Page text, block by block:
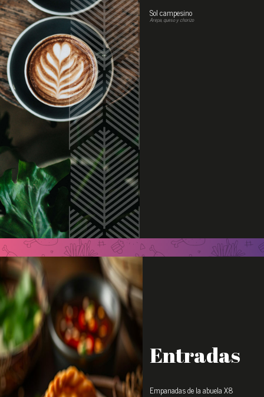
Sol campesino
Arepa, queso y chorizo
Entradas
Empanadas de la abuela X8